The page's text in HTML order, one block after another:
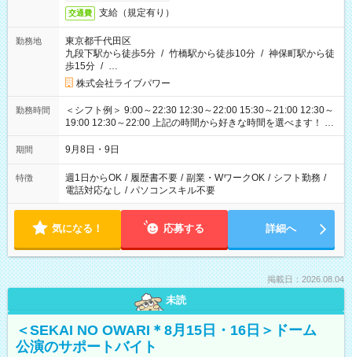
交通費 支給（規定有り）
勤務地
東京都千代田区
九段下駅から徒歩5分 / 竹橋駅から徒歩10分 / 神保町駅から徒
歩15分 / …
株式会社ライブパワー
勤務時間
＜シフト例＞ 9:00～22:30 12:30～22:00 15:30～21:00 12:30～
19:00 12:30～22:00 上記の時間から好きな時間を選べます！ ※
時間は変更となる可能性があります
期間 9月8日・9日
特徴 週1日からOK / 履歴書不要 / 副業・WワークOK / シフト勤務 /
電話対応なし / パソコンスキル不要
気になる！ 応募する 詳細へ
掲載日：2026.08.04
未読
＜SEKAI NO OWARI＊8月15日・16日＞ドーム
公演のサポートバイト